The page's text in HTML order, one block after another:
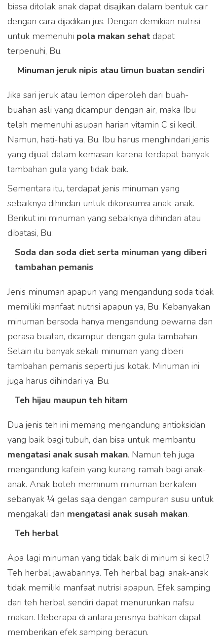
Produk Curcuma Plus
dapat dibeli melalui
partner e-commerce kami
biasa ditolak anak dapat disajikan dalam bentuk cair
dengan cara dijadikan jus. Dengan demikian nutrisi
untuk memenuhi pola makan sehat dapat
terpenuhi, Bu.
Minuman jeruk nipis atau limun buatan sendiri
Jika sari jeruk atau lemon diperoleh dari buah-
buahan asli yang dicampur dengan air, maka Ibu
telah memenuhi asupan harian vitamin C si kecil.
Namun, hati-hati ya, Bu. Ibu harus menghindari jenis
yang dijual dalam kemasan karena terdapat banyak
tambahan gula yang tidak baik.
Sementara itu, terdapat jenis minuman yang
sebaiknya dihindari untuk dikonsumsi anak-anak.
Berikut ini minuman yang sebaiknya dihindari atau
dibatasi, Bu:
Soda dan soda diet serta minuman yang diberi
tambahan pemanis
Jenis minuman apapun yang mengandung soda tidak
memiliki manfaat nutrisi apapun ya, Bu. Kebanyakan
minuman bersoda hanya mengandung pewarna dan
perasa buatan, dicampur dengan gula tambahan.
Selain itu banyak sekali minuman yang diberi
tambahan pemanis seperti jus kotak. Minuman ini
juga harus dihindari ya, Bu.
Teh hijau maupun teh hitam
Dua jenis teh ini memang mengandung antioksidan
yang baik bagi tubuh, dan bisa untuk membantu
mengatasi anak susah makan. Namun teh juga
mengandung kafein yang kurang ramah bagi anak-
anak. Anak boleh meminum minuman berkafein
sebanyak ¼ gelas saja dengan campuran susu untuk
mengakali dan mengatasi anak susah makan.
Teh herbal
Apa lagi minuman yang tidak baik di minum si kecil?
Teh herbal jawabannya. Teh herbal bagi anak-anak
tidak memiliki manfaat nutrisi apapun. Efek samping
dari teh herbal sendiri dapat menurunkan nafsu
makan. Beberapa di antara jenisnya bahkan dapat
memberikan efek samping beracun.